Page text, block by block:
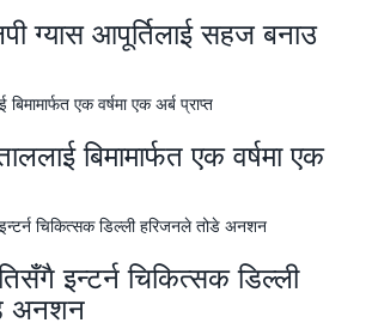
ग्यास आपूर्तिलाई सहज बनाउ
बिमामार्फत एक वर्षमा एक
इन्टर्न चिकित्सक डिल्ली
अनशन